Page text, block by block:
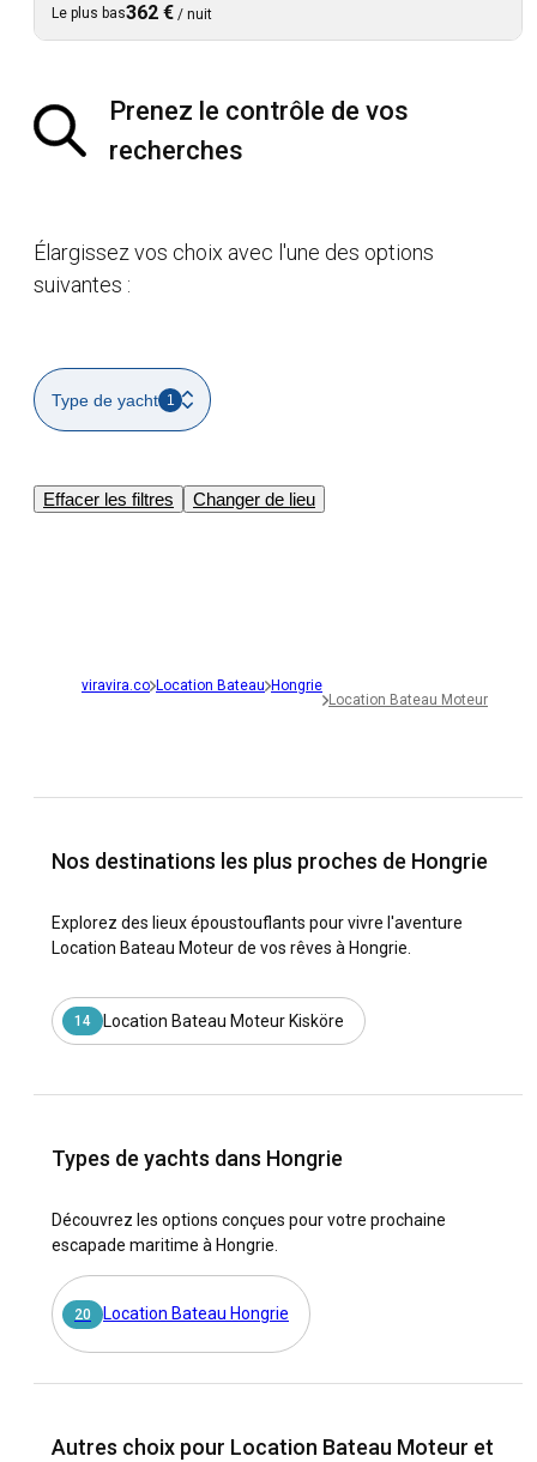
Le plus bas362 € / nuit
Prenez le contrôle de vos
recherches
Élargissez vos choix avec l'une des options
suivantes :
Type de yacht 1
Effacer les filtres Changer de lieu
viravira.co Location Bateau Hongrie
Location Bateau Moteur
Nos destinations les plus proches de Hongrie
Explorez des lieux époustouflants pour vivre l'aventure
Location Bateau Moteur de vos rêves à Hongrie.
14 Location Bateau Moteur Kisköre
Types de yachts dans Hongrie
Découvrez les options conçues pour votre prochaine
escapade maritime à Hongrie.
20 Location Bateau Hongrie
Autres choix pour Location Bateau Moteur et